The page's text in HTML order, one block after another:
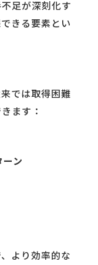
足が深刻化す
きる要素とい
では取得困難
ます：
ン
より効率的な